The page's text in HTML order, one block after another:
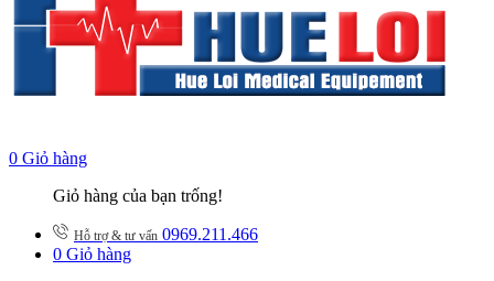
0 Giỏ hàng
Giỏ hàng của bạn trống!
Hỗ trợ & tư vấn 0969.211.466
0 Giỏ hàng